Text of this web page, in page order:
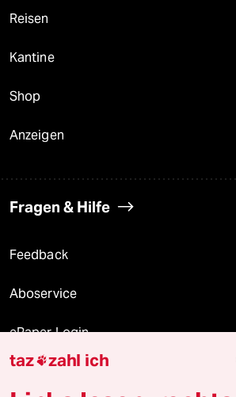
Reisen
Kantine
Shop
Anzeigen
Fragen & Hilfe
Feedback
Aboservice
ePaper Login
Downloads für Abonnierende
taz zahl ich